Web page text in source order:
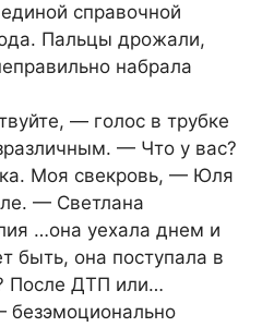
справочной
Пальцы дрожали,
набрала
— голос в трубке
— Что у вас?
Моя свекровь, — Юля
— Светлана
…она уехала днем и
быть, она поступала в
После ДТП или…